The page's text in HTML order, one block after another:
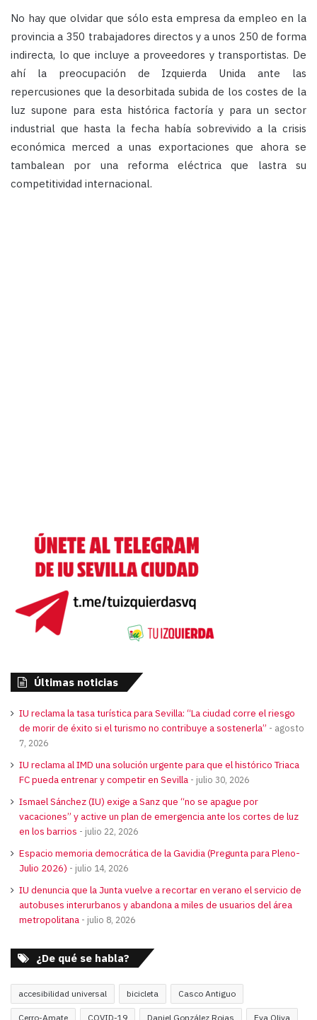
No hay que olvidar que sólo esta empresa da empleo en la
provincia a 350 trabajadores directos y a unos 250 de forma
indirecta, lo que incluye a proveedores y transportistas. De
ahí la preocupación de Izquierda Unida ante las
repercusiones que la desorbitada subida de los costes de la
luz supone para esta histórica factoría y para un sector
industrial que hasta la fecha había sobrevivido a la crisis
económica merced a unas exportaciones que ahora se
tambalean por una reforma eléctrica que lastra su
competitividad internacional.
Últimas noticias
IU reclama la tasa turística para Sevilla: “La ciudad corre el riesgo
de morir de éxito si el turismo no contribuye a sostenerla”
agosto
7, 2026
IU reclama al IMD una solución urgente para que el histórico Triaca
FC pueda entrenar y competir en Sevilla
julio 30, 2026
Ismael Sánchez (IU) exige a Sanz que “no se apague por
vacaciones” y active un plan de emergencia ante los cortes de luz
en los barrios
julio 22, 2026
Espacio memoria democrática de la Gavidia (Pregunta para Pleno-
Julio 2026)
julio 14, 2026
IU denuncia que la Junta vuelve a recortar en verano el servicio de
autobuses interurbanos y abandona a miles de usuarios del área
metropolitana
julio 8, 2026
¿De qué se habla?
accesibilidad universal bicicleta Casco Antiguo
Cerro-Amate COVID-19 Daniel González Rojas Eva Oliva